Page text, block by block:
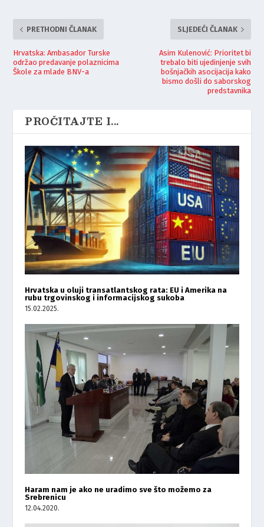
PRETHODNI ČLANAK
Hrvatska: Ambasador Turske
održao predavanje polaznicima
Škole za mlade BNV-a
SLJEDEĆI ČLANAK
Asim Kulenović: Prioritet bi
trebalo biti ujedinjenje svih
bošnjačkih asocijacija kako
bismo došli do saborskog
predstavnika
PROČITAJTE I...
Hrvatska u oluji transatlantskog rata: EU i Amerika na
rubu trgovinskog i informacijskog sukoba
15.02.2025.
Haram nam je ako ne uradimo sve što možemo za
Srebrenicu
12.04.2020.